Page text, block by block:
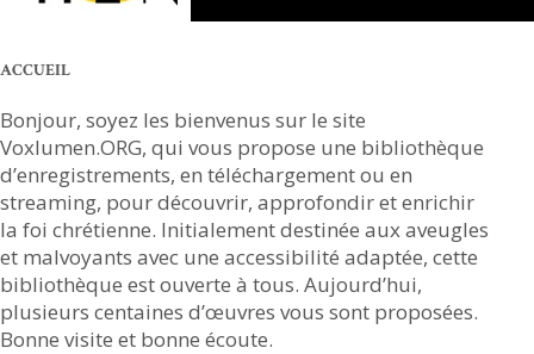
ACCUEIL
Bonjour, soyez les bienvenus sur le site
Voxlumen.ORG, qui vous propose une bibliothèque
d’enregistrements, en téléchargement ou en
streaming, pour découvrir, approfondir et enrichir
la foi chrétienne. Initialement destinée aux aveugles
et malvoyants avec une accessibilité adaptée, cette
bibliothèque est ouverte à tous. Aujourd’hui,
plusieurs centaines d’œuvres vous sont proposées.
Bonne visite et bonne écoute.